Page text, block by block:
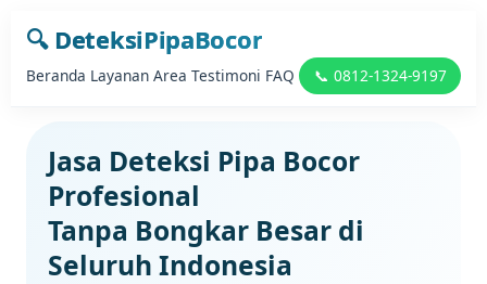
🔍 DeteksiPipaBocor
Beranda Layanan Area Testimoni FAQ 📞 0812-1324-9197
Jasa Deteksi Pipa Bocor
Profesional
Tanpa Bongkar Besar di
Seluruh Indonesia